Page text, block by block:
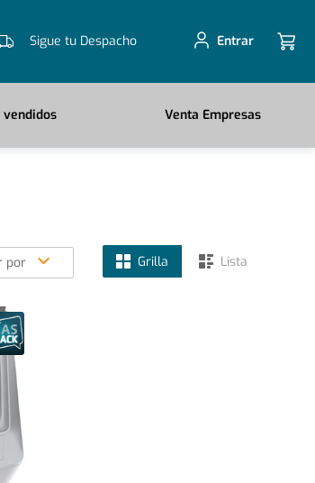
Sigue tu Despacho Entrar
vendidos Venta Empresas
por Grilla Lista